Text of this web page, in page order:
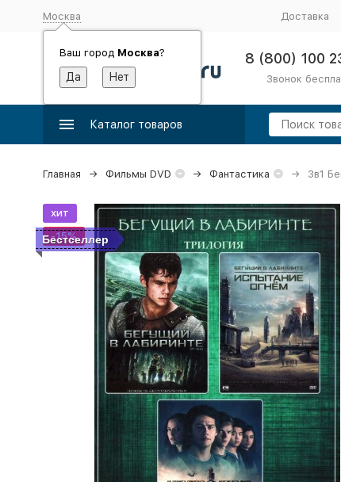
Москва
Ваш город Москва?
Доставка
8 (800) 100
Звонок
Каталог товаров
Главная Фильмы DVD Фантастика 3в1
хит
-15%
Бестселлер